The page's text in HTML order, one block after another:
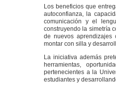
Los beneficios que
autoconfianza, la
comunicación y el
construyendo la simetría
de nuevos aprendizajes
montar con silla y
La iniciativa además
herramientas,
pertenecientes a la
estudiantes y